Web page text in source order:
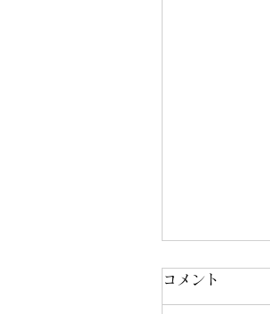
コメント